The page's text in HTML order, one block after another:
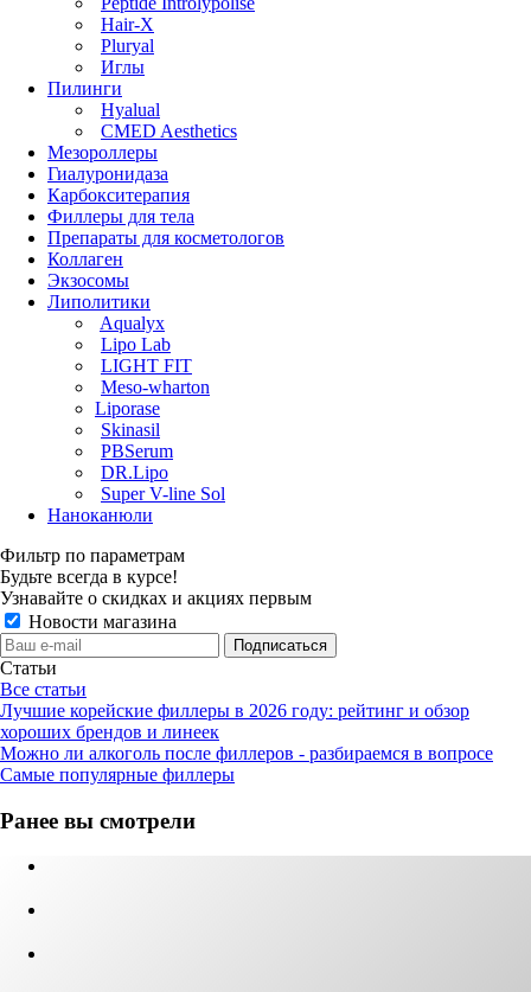
Hair-X
Pluryal
Иглы
Пилинги
Hyalual
CMED Aesthetics
Мезороллеры
Гиалуронидаза
Карбокситерапия
Филлеры для тела
Препараты для косметологов
Коллаген
Экзосомы
Липолитики
Aqualyx
Lipo Lab
LIGHT FIT
Meso-wharton
Liporase
Skinasil
PBSerum
DR.Lipo
Super V-line Sol
Наноканюли
Фильтр по параметрам
Будьте всегда в курсе!
Узнавайте о скидках и акциях первым
Новости магазина
Статьи
Все статьи
Лучшие корейские филлеры в 2026 году: рейтинг и обзор
хороших брендов и линеек
Можно ли алкоголь после филлеров - разбираемся в вопросе
Самые популярные филлеры
Ранее вы смотрели